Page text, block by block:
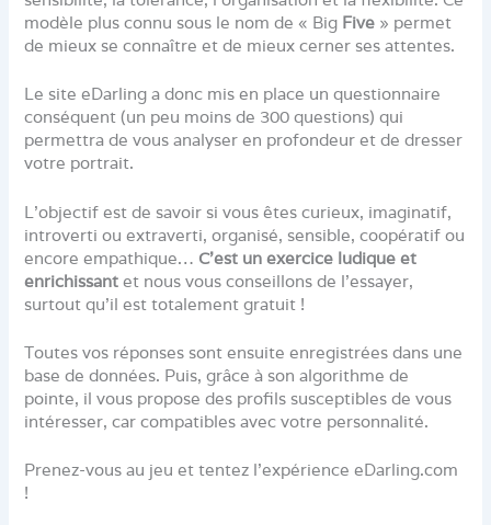
modèle plus connu sous le nom de « Big Five » permet
de mieux se connaître et de mieux cerner ses attentes.
Le site eDarling a donc mis en place un questionnaire
conséquent (un peu moins de 300 questions) qui
permettra de vous analyser en profondeur et de dresser
votre portrait.
L’objectif est de savoir si vous êtes curieux, imaginatif,
introverti ou extraverti, organisé, sensible, coopératif ou
encore empathique… C’est un exercice ludique et
enrichissant et nous vous conseillons de l’essayer,
surtout qu’il est totalement gratuit !
Toutes vos réponses sont ensuite enregistrées dans une
base de données. Puis, grâce à son algorithme de
pointe, il vous propose des profils susceptibles de vous
intéresser, car compatibles avec votre personnalité.
Prenez-vous au jeu et tentez l’expérience eDarling.com
!